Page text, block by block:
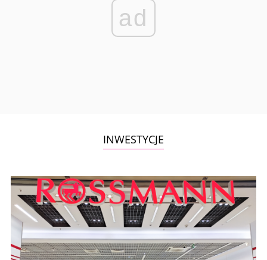
ad
INWESTYCJE